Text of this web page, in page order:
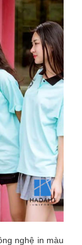
nghệ in màu